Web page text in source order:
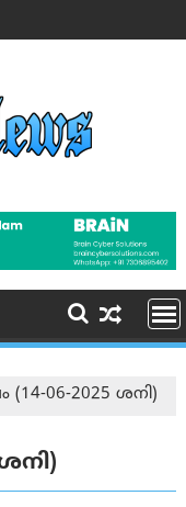
06-2025 ശനി)